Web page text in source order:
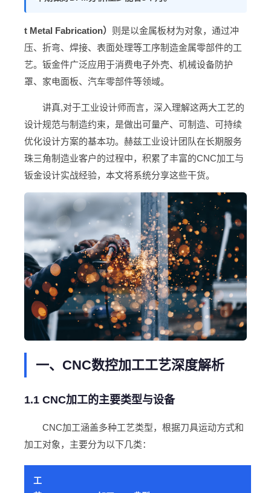
t Metal Fabrication） 则是以金属板材为对象，通过冲
压、折弯、焊接、表面处理等工序制造金属零部件的工
艺。钣金件广泛应用于消费电子外壳、机械设备防护
罩、家电面板、汽车零部件等领域。
讲真,对于工业设计师而言，深入理解这两大工艺的
设计规范与制造约束，是做出可量产、可制造、可持续
优化设计方案的基本功。赫兹工业设计团队在长期服务
珠三角制造业客户的过程中，积累了丰富的CNC加工与
钣金设计实战经验，本文将系统分享这些干货。
一、CNC数控加工工艺深度解析
1.1 CNC加工的主要类型与设备
CNC加工涵盖多种工艺类型，根据刀具运动方式和
加工对象，主要分为以下几类：
工